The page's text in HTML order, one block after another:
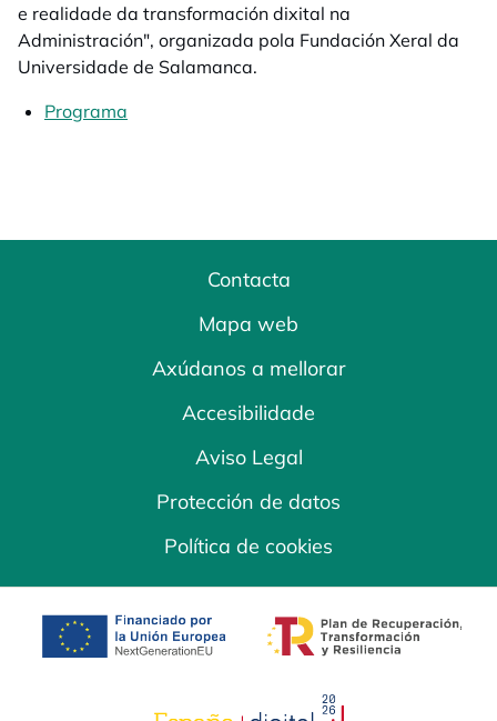
e realidade da transformación dixital na
Administración", organizada pola Fundación Xeral da
Universidade de Salamanca.
Programa
Contacta
Mapa web
Axúdanos a mellorar
Accesibilidade
Aviso Legal
Protección de datos
Política de cookies
opens in a new tab opens in a new
opens in a new tab